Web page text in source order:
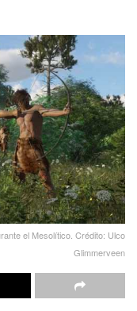
el Mesolítico. Crédito: Ulco
Glimmerveen